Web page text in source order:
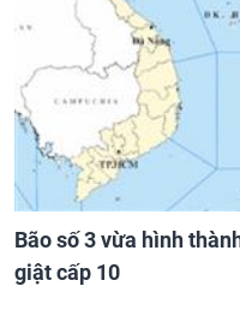
Bão số 3 vừa hình
giật cấp 10